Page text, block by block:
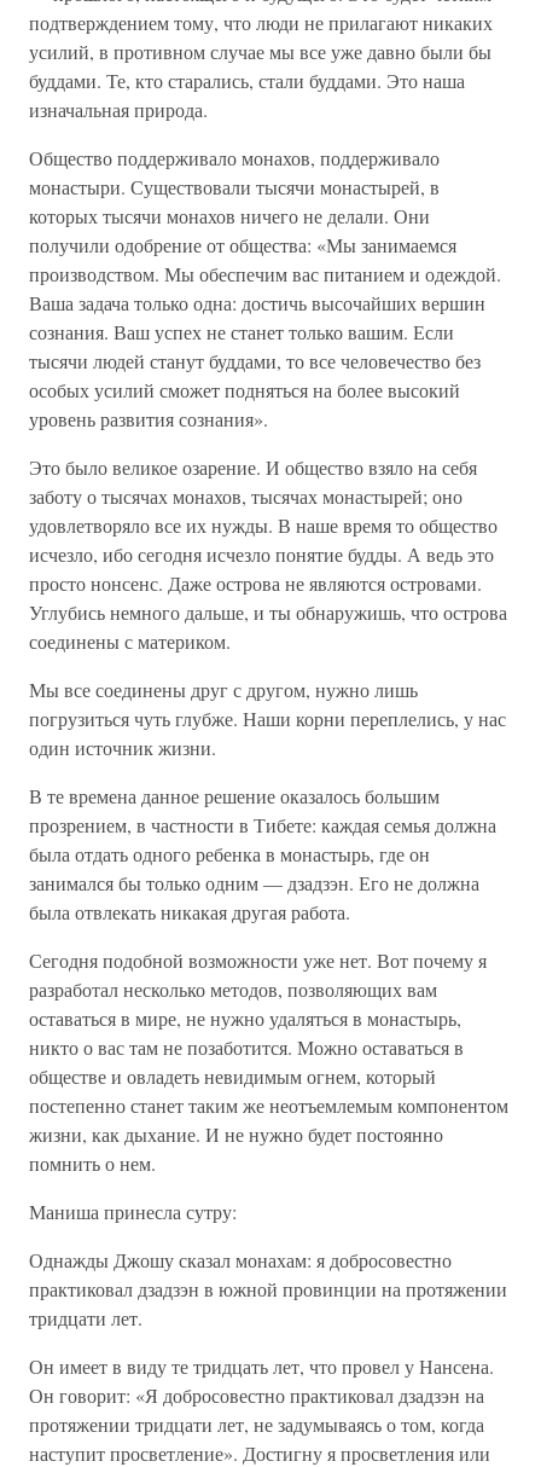
подтверждением тому, что люди не прилагают никаких
усилий, в противном случае мы все уже давно были бы
буддами. Те, кто старались, стали буддами. Это наша
изначальная природа.
Общество поддерживало монахов, поддерживало
монастыри. Существовали тысячи монастырей, в
которых тысячи монахов ничего не делали. Они
получили одобрение от общества: «Мы занимаемся
производством. Мы обеспечим вас питанием и одеждой.
Ваша задача только одна: достичь высочайших вершин
сознания. Ваш успех не станет только вашим. Если
тысячи людей станут буддами, то все человечество без
особых усилий сможет подняться на более высокий
уровень развития сознания».
Это было великое озарение. И общество взяло на себя
заботу о тысячах монахов, тысячах монастырей; оно
удовлетворяло все их нужды. В наше время то общество
исчезло, ибо сегодня исчезло понятие будды. А ведь это
просто нонсенс. Даже острова не являются островами.
Углубись немного дальше, и ты обнаружишь, что острова
соединены с материком.
Мы все соединены друг с другом, нужно лишь
погрузиться чуть глубже. Наши корни переплелись, у нас
один источник жизни.
В те времена данное решение оказалось большим
прозрением, в частности в Тибете: каждая семья должна
была отдать одного ребенка в монастырь, где он
занимался бы только одним — дзадзэн. Его не должна
была отвлекать никакая другая работа.
Сегодня подобной возможности уже нет. Вот почему я
разработал несколько методов, позволяющих вам
оставаться в мире, не нужно удаляться в монастырь,
никто о вас там не позаботится. Можно оставаться в
обществе и овладеть невидимым огнем, который
постепенно станет таким же неотъемлемым компонентом
жизни, как дыхание. И не нужно будет постоянно
помнить о нем.
Маниша принесла сутру:
Однажды Джошу сказал монахам: я добросовестно
практиковал дзадзэн в южной провинции на протяжении
тридцати лет.
Он имеет в виду те тридцать лет, что провел у Нансена.
Он говорит: «Я добросовестно практиковал дзадзэн на
протяжении тридцати лет, не задумываясь о том, когда
наступит просветление». Достигну я просветления или